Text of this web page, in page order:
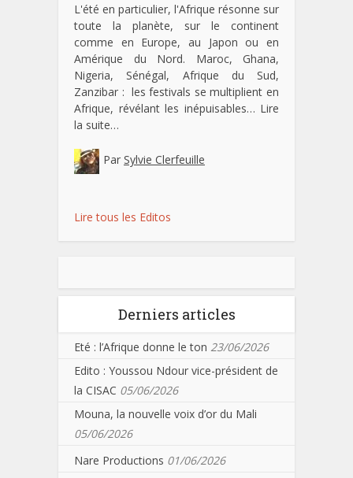
L'été en particulier, l'Afrique résonne sur
toute la planète, sur le continent
comme en Europe, au Japon ou en
Amérique du Nord. Maroc, Ghana,
Nigeria, Sénégal, Afrique du Sud,
Zanzibar : les festivals se multiplient en
Afrique, révélant les inépuisables… Lire
la suite…
Par Sylvie Clerfeuille
Lire tous les Editos
Derniers articles
Eté : l’Afrique donne le ton 23/06/2026
Edito : Youssou Ndour vice-président de
la CISAC 05/06/2026
Mouna, la nouvelle voix d’or du Mali
05/06/2026
Nare Productions 01/06/2026